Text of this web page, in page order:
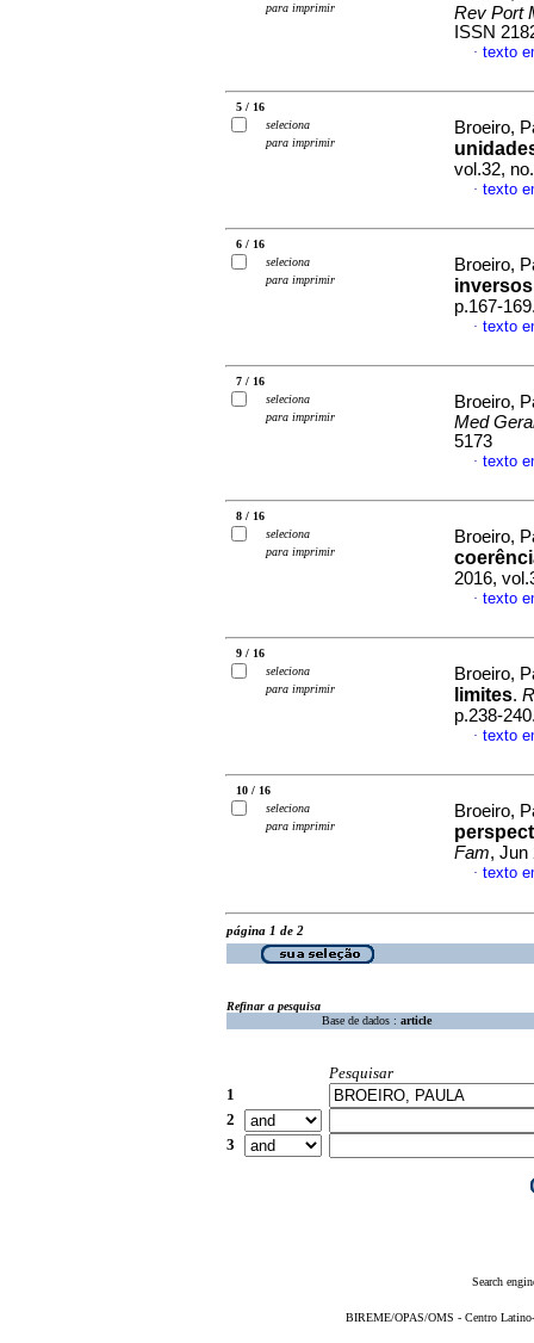
para imprimir
Rev Port
ISSN
· texto
5 / 16
seleciona
para imprimir
Broeiro,
vol.32,
· texto
6 / 16
seleciona
para imprimir
Broeiro,
inversos
p.167-
· texto
7 / 16
seleciona
para imprimir
Broeiro,
Med
5173
· texto
8 / 16
seleciona
para imprimir
Broeiro,
2016,
· texto
9 / 16
seleciona
para imprimir
Broeiro,
limites.
p.238-
· texto
10 / 16
seleciona
para imprimir
Broeiro,
Fam, Jun
· texto
página 1 de 2
Refinar a pesquisa
Base de dados : article
Pesquisar
1
2
3
Search
BIREME/OPAS/OMS - Centro Latino-